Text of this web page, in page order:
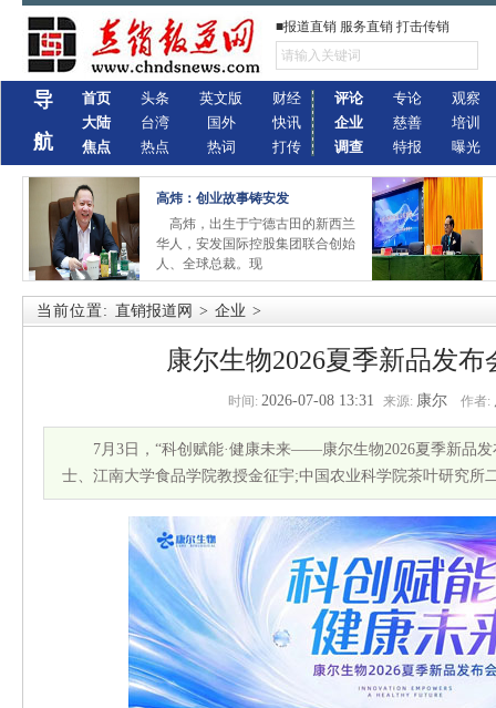
■报道直销 服务直销 打击传销
导
航
首页
大陆
焦点
头条
台湾
热点
英文版
国外
热词
财经
快讯
打传
评论
企业
调查
专论
慈善
特报
观察
培训
曝光
高炜：创业故事铸安发
高炜，出生于宁德古田的新西兰
华人，安发国际控股集团联合创始
人、全球总裁。现
当前位置: 直销报道网 > 企业 >
康尔生物2026夏季新品发
时间: 2026-07-08 13:31 来源: 康尔 作者:
7月3日，“科创赋能·健康未来——康尔生物2026夏季新品
士、江南大学食品学院教授金征宇;中国农业科学院茶叶研究所